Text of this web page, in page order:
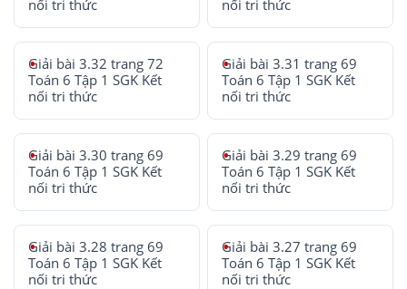
nối tri thức
nối tri thức
Giải bài 3.32 trang 72
Toán 6 Tập 1 SGK Kết
nối tri thức
Giải bài 3.31 trang 69
Toán 6 Tập 1 SGK Kết
nối tri thức
Giải bài 3.30 trang 69
Toán 6 Tập 1 SGK Kết
nối tri thức
Giải bài 3.29 trang 69
Toán 6 Tập 1 SGK Kết
nối tri thức
Giải bài 3.28 trang 69
Toán 6 Tập 1 SGK Kết
nối tri thức
Giải bài 3.27 trang 69
Toán 6 Tập 1 SGK Kết
nối tri thức